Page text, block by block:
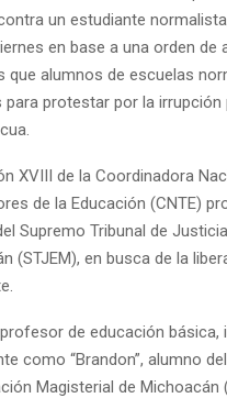
un estudiante
en base a una orden de
que alumnos de escuelas
para protestar por la irrupción
XVIII de la Coordinadora
de la Educación (CNTE)
Supremo Tribunal de
(STJEM), en busca de la
de educación básica,
como “Brandon”, alumno
Magisterial de Michoacán